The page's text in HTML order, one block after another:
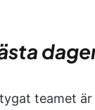
teamet